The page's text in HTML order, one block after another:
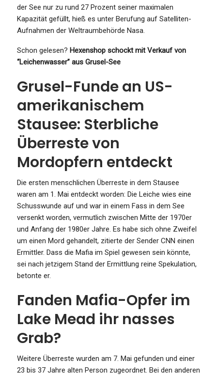
der See nur zu rund 27 Prozent seiner maximalen
Kapazität gefüllt, hieß es unter Berufung auf Satelliten-
Aufnahmen der Weltraumbehörde Nasa.
Schon gelesen? Hexenshop schockt mit Verkauf von
“Leichenwasser” aus Grusel-See
Grusel-Funde an US-
amerikanischem
Stausee: Sterbliche
Überreste von
Mordopfern entdeckt
Die ersten menschlichen Überreste in dem Stausee
waren am 1. Mai entdeckt worden: Die Leiche wies eine
Schusswunde auf und war in einem Fass in dem See
versenkt worden, vermutlich zwischen Mitte der 1970er
und Anfang der 1980er Jahre. Es habe sich ohne Zweifel
um einen Mord gehandelt, zitierte der Sender CNN einen
Ermittler. Dass die Mafia im Spiel gewesen sein könnte,
sei nach jetzigem Stand der Ermittlung reine Spekulation,
betonte er.
Fanden Mafia-Opfer im
Lake Mead ihr nasses
Grab?
Weitere Überreste wurden am 7. Mai gefunden und einer
23 bis 37 Jahre alten Person zugeordnet. Bei den anderen